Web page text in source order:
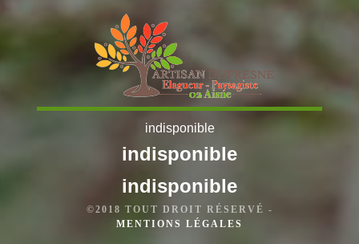
indisponible
indisponible
indisponible
©2018 TOUT DROIT RÉSERVÉ -
MENTIONS LÉGALES